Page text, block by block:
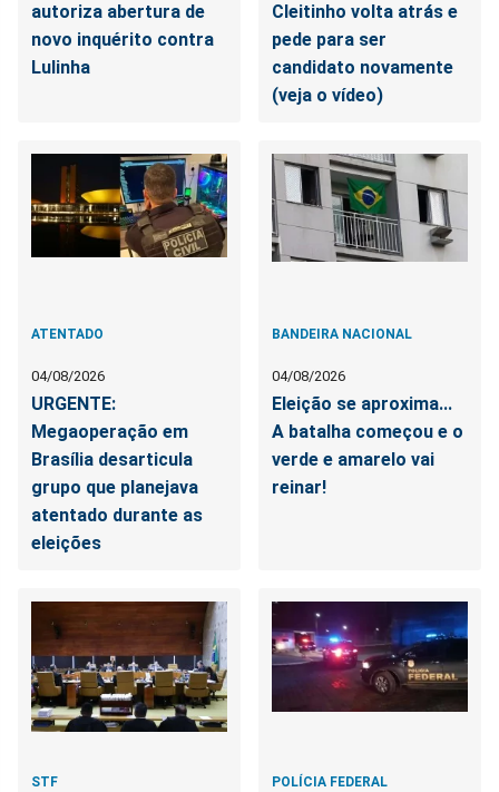
autoriza abertura de
novo inquérito contra
Lulinha
Cleitinho volta atrás e
pede para ser
candidato novamente
(veja o vídeo)
ATENTADO
04/08/2026
URGENTE:
Megaoperação em
Brasília desarticula
grupo que planejava
atentado durante as
eleições
BANDEIRA NACIONAL
04/08/2026
Eleição se aproxima...
A batalha começou e o
verde e amarelo vai
reinar!
STF POLÍCIA FEDERAL